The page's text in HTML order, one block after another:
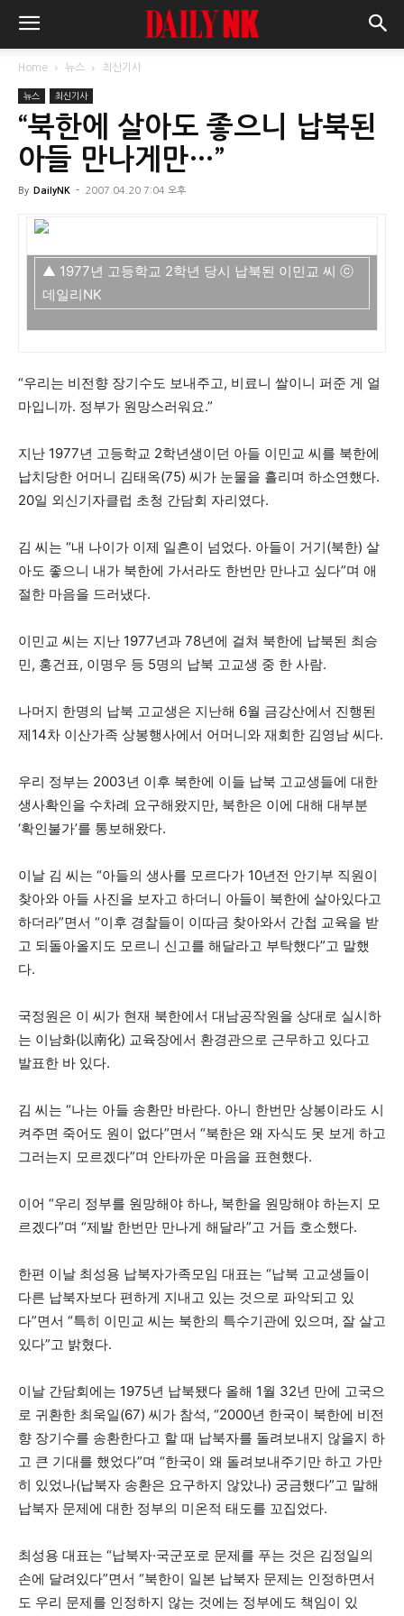
Home 뉴스 최신기사
뉴스 최신기사
“북한에 살아도 좋으니 납북된
아들 만나게만…”
By DailyNK - 2007.04.20 7:04 오후
▲ 1977년 고등학교 2학년 당시 납북된 이민교 씨 ⓒ
데일리NK
“우리는 비전향 장기수도 보내주고, 비료니 쌀이니 퍼준 게 얼
마입니까. 정부가 원망스러워요.”
지난 1977년 고등학교 2학년생이던 아들 이민교 씨를 북한에
납치당한 어머니 김태옥(75) 씨가 눈물을 흘리며 하소연했다.
20일 외신기자클럽 초청 간담회 자리였다.
김 씨는 “내 나이가 이제 일흔이 넘었다. 아들이 거기(북한) 살
아도 좋으니 내가 북한에 가서라도 한번만 만나고 싶다”며 애
절한 마음을 드러냈다.
이민교 씨는 지난 1977년과 78년에 걸쳐 북한에 납북된 최승
민, 홍건표, 이명우 등 5명의 납북 고교생 중 한 사람.
나머지 한명의 납북 고교생은 지난해 6월 금강산에서 진행된
제14차 이산가족 상봉행사에서 어머니와 재회한 김영남 씨다.
우리 정부는 2003년 이후 북한에 이들 납북 고교생들에 대한
생사확인을 수차례 요구해왔지만, 북한은 이에 대해 대부분
‘확인불가’를 통보해왔다.
이날 김 씨는 “아들의 생사를 모르다가 10년전 안기부 직원이
찾아와 아들 사진을 보자고 하더니 아들이 북한에 살아있다고
하더라”면서 “이후 경찰들이 이따금 찾아와서 간첩 교육을 받
고 되돌아올지도 모르니 신고를 해달라고 부탁했다”고 말했
다.
국정원은 이 씨가 현재 북한에서 대남공작원을 상대로 실시하
는 이남화(以南化) 교육장에서 환경관으로 근무하고 있다고
발표한 바 있다.
김 씨는 “나는 아들 송환만 바란다. 아니 한번만 상봉이라도 시
켜주면 죽어도 원이 없다”면서 “북한은 왜 자식도 못 보게 하고
그러는지 모르겠다”며 안타까운 마음을 표현했다.
이어 “우리 정부를 원망해야 하나, 북한을 원망해야 하는지 모
르겠다”며 “제발 한번만 만나게 해달라”고 거듭 호소했다.
한편 이날 최성용 납북자가족모임 대표는 “납북 고교생들이
다른 납북자보다 편하게 지내고 있는 것으로 파악되고 있
다”면서 “특히 이민교 씨는 북한의 특수기관에 있으며, 잘 살고
있다”고 밝혔다.
이날 간담회에는 1975년 납북됐다 올해 1월 32년 만에 고국으
로 귀환한 최욱일(67) 씨가 참석, “2000년 한국이 북한에 비전
향 장기수를 송환한다고 할 때 납북자를 돌려보내지 않을지 하
고 큰 기대를 했었다”며 “한국이 왜 돌려보내주기만 하고 가만
히 있었나(납북자 송환은 요구하지 않았나) 궁금했다”고 말해
납북자 문제에 대한 정부의 미온적 태도를 꼬집었다.
최성용 대표는 “납북자·국군포로 문제를 푸는 것은 김정일의
손에 달려있다”면서 “북한이 일본 납북자 문제는 인정하면서
도 우리 문제를 인정하지 않는 것에는 정부에도 책임이 있